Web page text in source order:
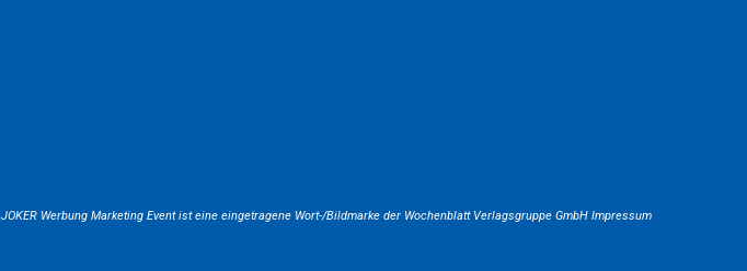
JOKER Werbung Marketing Eventist eine eingetragene Wort-/Bildmarke der Wochenblatt Verlagsgruppe GmbH Impressum